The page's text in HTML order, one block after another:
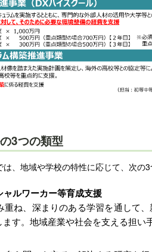
3つの類型
、地域や学校の特性に応じて、次の3
ルワーカー等育成支援
ね、深まりのある学習を通して
す。地域産業や社会を支える担い